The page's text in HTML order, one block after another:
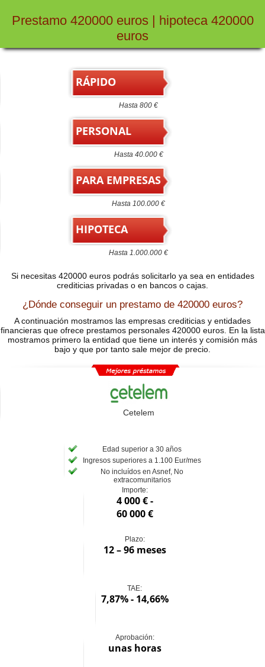
Prestamo 420000 euros | hipoteca 420000
euros
RÁPIDO
Hasta 800 €
PERSONAL
Hasta 40.000 €
PARA EMPRESAS
Hasta 100.000 €
HIPOTECA
Hasta 1.000.000 €
Si necesitas 420000 euros podrás solicitarlo ya sea en entidades
crediticias privadas o en bancos o cajas.
¿Dónde conseguir un prestamo de 420000 euros?
A continuación mostramos las empresas crediticias y entidades
financieras que ofrece prestamos personales 420000 euros. En la lista
mostramos primero la entidad que tiene un interés y comisión más
bajo y que por tanto sale mejor de precio.
Cetelem
Edad superior a 30 años
Ingresos superiores a 1.100 Eur/mes
No incluídos en Asnef, No
extracomunitarios
Importe:
4 000 € -
60 000 €
Plazo:
12 – 96 meses
TAE:
7,87% - 14,66%
Aprobación:
unas horas